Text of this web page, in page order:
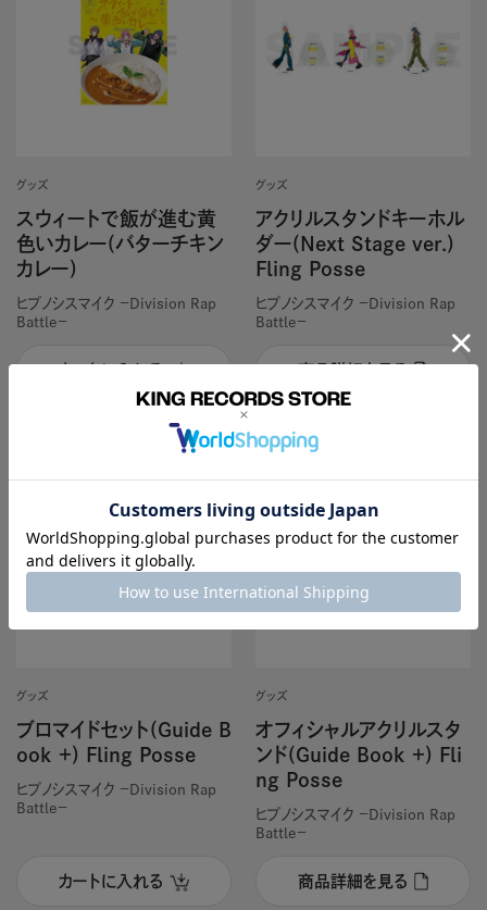
グッズ
スウィートで飯が進む黄
色いカレー(バターチキン
カレー)
ヒプノシスマイク －Division Rap
Battle－
カートに入れる
グッズ
アクリルスタンドキーホル
ダー(Next Stage ver.)
Fling Posse
ヒプノシスマイク －Division Rap
Battle－
商品詳細を見る
グッズ
ブロマイドセット(Guide B
ook ＋) Fling Posse
ヒプノシスマイク －Division Rap
Battle－
カートに入れる
グッズ
オフィシャルアクリルスタ
ンド(Guide Book ＋) Fli
ng Posse
ヒプノシスマイク －Division Rap
Battle－
商品詳細を見る